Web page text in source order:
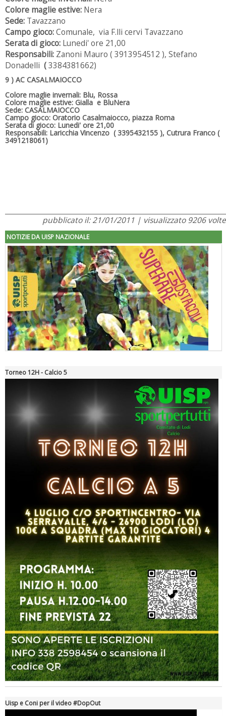
Colore maglie estive: Nera
Sede: Tavazzano
Campo gioco:Comunale, via F.lli cervi Tavazzano
Serata di gioco: Lunedi' ore 21,00
Responsabili: Zanoni Mauro ( 3913954512 ), Stefano
Donadelli (3384381662)
9 ) AC CASALMAIOCCO
Colore maglie invernali: Blu, Rossa
Colore maglie estive: Gialla e BluNera
Sede: CASALMAIOCCO
Campo gioco: Oratorio Casalmaiocco, piazza Roma
Serata di gioco: Lunedi' ore 21,00
Responsabili: Laricchia Vincenzo ( 3395432155 ), Cutrura Franco (
3491218061)
pubblicato il: 21/01/2011 | visualizzato 9206 volte
NOTIZIE DA UISP NAZIONALE
"Superare gli ostacoli": la relazione di Tiziano Pesce al CN Uisp
Luglio 2026: "Pensando con i piedi, si possono fare le
rivoluzioni"
Tiziano Pesce a Radio InBlu2000 traccia il bilancio della stagione
Torneo 12H - Calcio 5
Uisp e Coni per il video #DopOut